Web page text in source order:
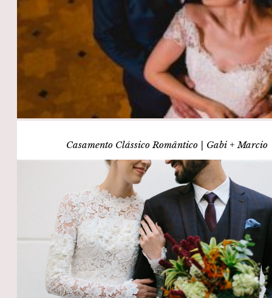
Casamento Clássico Romântico | Gabi + Marcio